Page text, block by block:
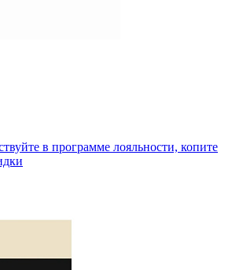
в программе лояльности, копите